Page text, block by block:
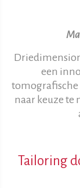
een
tomografische
naar keuze te
Tailoring